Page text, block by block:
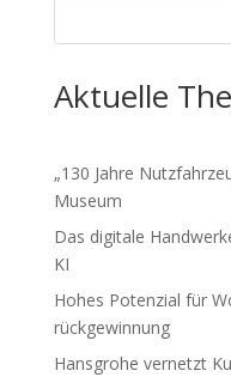
Aktuelle
„130 Jahre
Museum
Das digitale
KI
Hohes Potenzial für
rück­ge­win­nung
Hansgrohe ver­netzt